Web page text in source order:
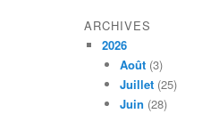
ARCHIVES
2026
Août (3)
Juillet (25)
Juin (28)